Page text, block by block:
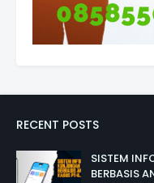
RECENT POSTS
SISTEM
BERBASIS